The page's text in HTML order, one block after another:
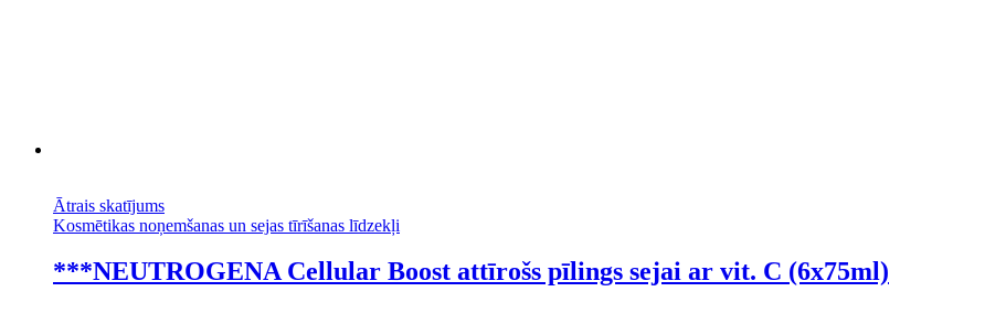
Ātrais skatījums
Kosmētikas noņemšanas un sejas tīrīšanas līdzekļi
***NEUTROGENA Cellular Boost attīrošs pīlings sejai ar vit. C (6x75ml)